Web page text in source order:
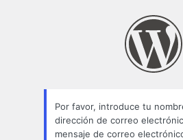
Por favor, introduce tu
dirección de correo
mensaje de correo